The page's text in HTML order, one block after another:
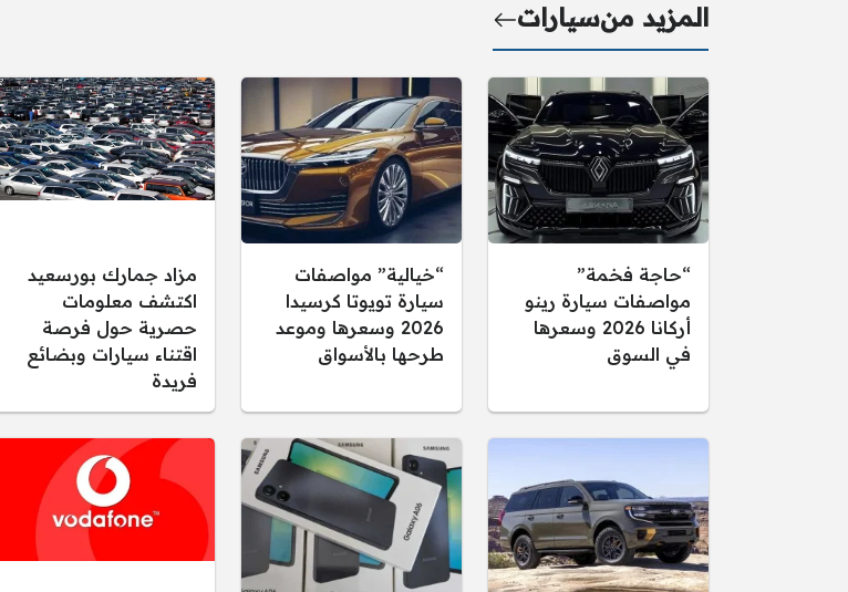
المزيد منسيارات
“حاجة فخمة”
مواصفات سيارة رينو
أركانا 2026 وسعرها
في السوق
“خيالية” مواصفات
سيارة تويوتا كرسيدا
2026 وسعرها وموعد
طرحها بالأسواق
مزاد جمارك بورسعيد
اكتشف معلومات
حصرية حول فرصة
اقتناء سيارات وبضائع
فريدة